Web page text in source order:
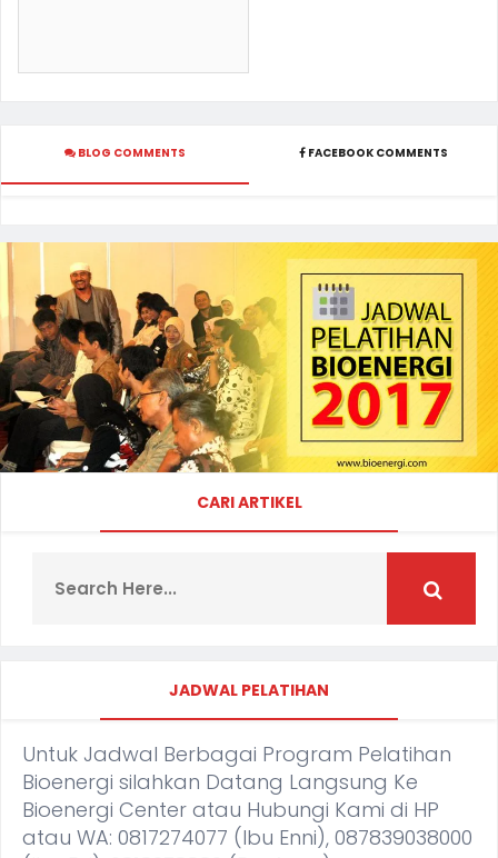
BLOG COMMENTS FACEBOOK COMMENTS
CARI ARTIKEL
JADWAL PELATIHAN
Untuk Jadwal Berbagai Program Pelatihan
Bioenergi silahkan Datang Langsung Ke
Bioenergi Center atau Hubungi Kami di HP
atau WA: 0817274077 (Ibu Enni), 087839038000